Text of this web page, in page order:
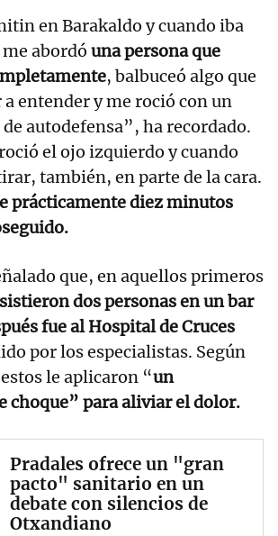
en Barakaldo y cuando iba
abordó una persona que
, balbuceó algo que
entender y me roció con un
de autodefensa”, ha recordado.
el ojo izquierdo y cuando
también, en parte de la cara.
prácticamente diez minutos
que, en aquellos primeros
dos personas en un bar
fue al Hospital de Cruces
por los especialistas. Según
le aplicaron “un
choque” para aliviar el dolor.
Pradales ofrece un "gran
pacto" sanitario en un
debate con silencios de
Otxandiano